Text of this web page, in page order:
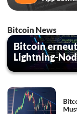
Bitcoin News
Bitcoin
Lightning-